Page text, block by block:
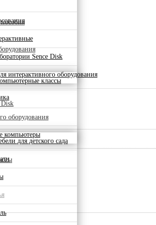
Sence Disk
интерактивного оборудования
классы
компьютеры
для детского сада
Disk
оборудования